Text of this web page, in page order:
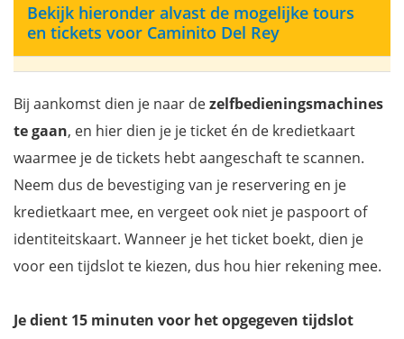
Bekijk hieronder alvast de mogelijke tours
en tickets voor Caminito Del Rey
Bij aankomst dien je naar dezelfbedieningsmachines
te gaan, en hier dien je je ticket én de kredietkaart
waarmee je de tickets hebt aangeschaft te scannen.
Neem dus de bevestiging van je reservering en je
kredietkaart mee, en vergeet ook niet je paspoort of
identiteitskaart. Wanneer je het ticket boekt, dien je
voor een tijdslot te kiezen, dus hou hier rekening mee.
Je dient 15 minuten voor het opgegeven tijdslot